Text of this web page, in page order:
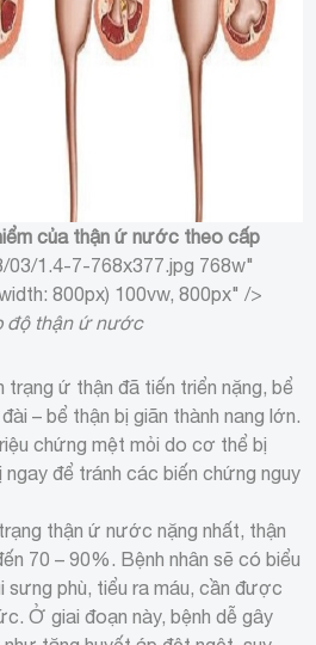
của thận ứ nước theo cấp
03/1.4-7-768x377.jpg 768w"
800px) 100vw, 800px" />
độ thận ứ nước
trạng ứ thận đã tiến triển nặng, bể
– bể thận bị giãn thành nang lớn.
chứng mệt mỏi do cơ thể bị
để tránh các biến chứng nguy
thận ứ nước nặng nhất, thận
70 – 90%. Bệnh nhân sẽ có biểu
sưng phù, tiểu ra máu, cần được
Ở giai đoạn này, bệnh dễ gây